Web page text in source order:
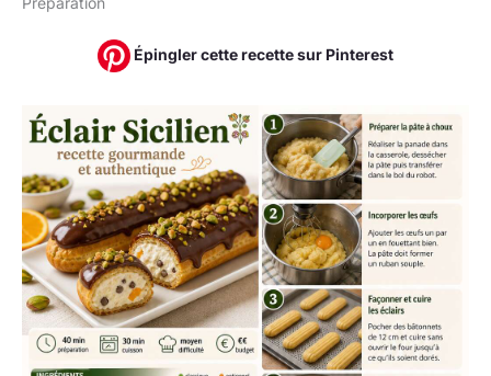
Épingler cette recette sur Pinterest